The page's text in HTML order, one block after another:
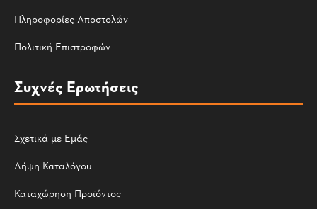
Πληροφορίες Αποστολών
Πολιτική Επιστροφών
Συχνές Ερωτήσεις
Σχετικά με Εμάς
Λήψη Καταλόγου
Καταχώρηση Προϊόντος